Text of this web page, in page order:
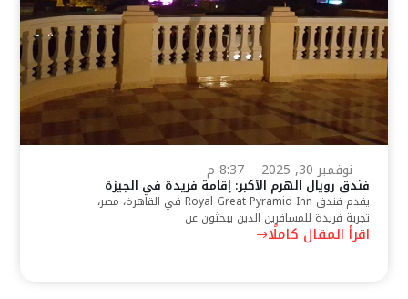
نوفمبر 30, 2025 8:37 م
فندق رويال الهرم الأكبر: إقامة فريدة في الجيزة
يقدم فندق Royal Great Pyramid Inn في القاهرة، مصر،
تجربة فريدة للمسافرين الذين يبحثون عن
اقرأ المقال كاملًا